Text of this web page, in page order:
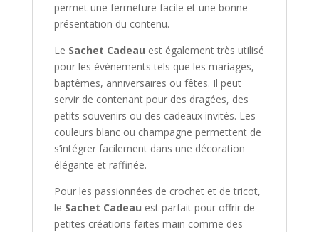
permet une fermeture facile et une bonne
présentation du contenu.
Le Sachet Cadeau est également très utilisé
pour les événements tels que les mariages,
baptêmes, anniversaires ou fêtes. Il peut
servir de contenant pour des dragées, des
petits souvenirs ou des cadeaux invités. Les
couleurs blanc ou champagne permettent de
s’intégrer facilement dans une décoration
élégante et raffinée.
Pour les passionnées de crochet et de tricot,
le Sachet Cadeau est parfait pour offrir de
petites créations faites main comme des